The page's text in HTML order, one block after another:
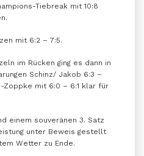
Tiebreak mit 10:8
mit 6:2 – 7:5.
im Rücken ging es dann in
Schinz/ Jakob 6:3 –
mit 6:0 – 6:1 klar für
einem souveränen 3. Satz
unter Beweis gestellt
Wetter zu Ende.